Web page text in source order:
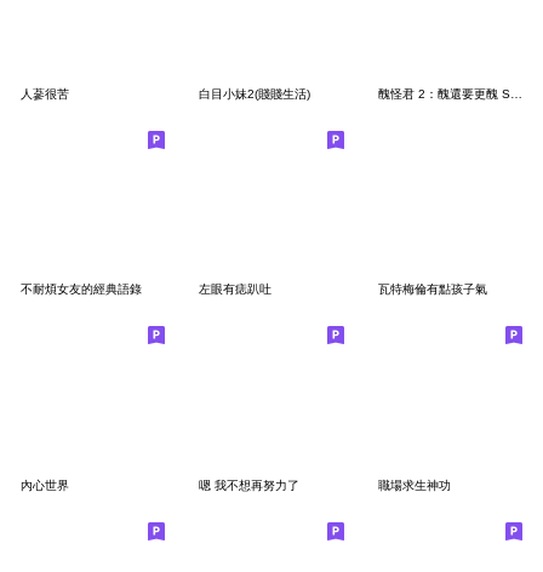
人蔘很苦 白目小妹2(賤賤生活) 醜怪君 2：醜還要更醜 SUPER 醜！
不耐煩女友的經典語錄 左眼有痣趴吐 瓦特梅倫有點孩子氣
內心世界 嗯 我不想再努力了 職場求生神功